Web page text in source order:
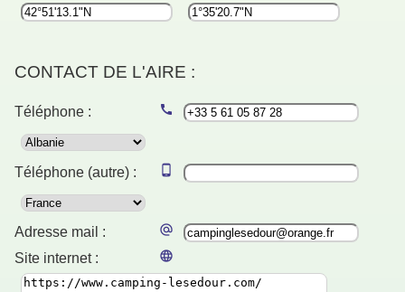
CONTACT DE L'AIRE :
Téléphone :
Téléphone (autre) :
Adresse mail :
Site internet :